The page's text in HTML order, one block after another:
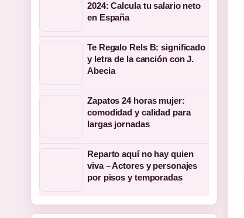
2024: Calcula tu salario neto
en España
Te Regalo Rels B: significado
y letra de la canción con J.
Abecia
Zapatos 24 horas mujer:
comodidad y calidad para
largas jornadas
Reparto aquí no hay quien
viva – Actores y personajes
por pisos y temporadas